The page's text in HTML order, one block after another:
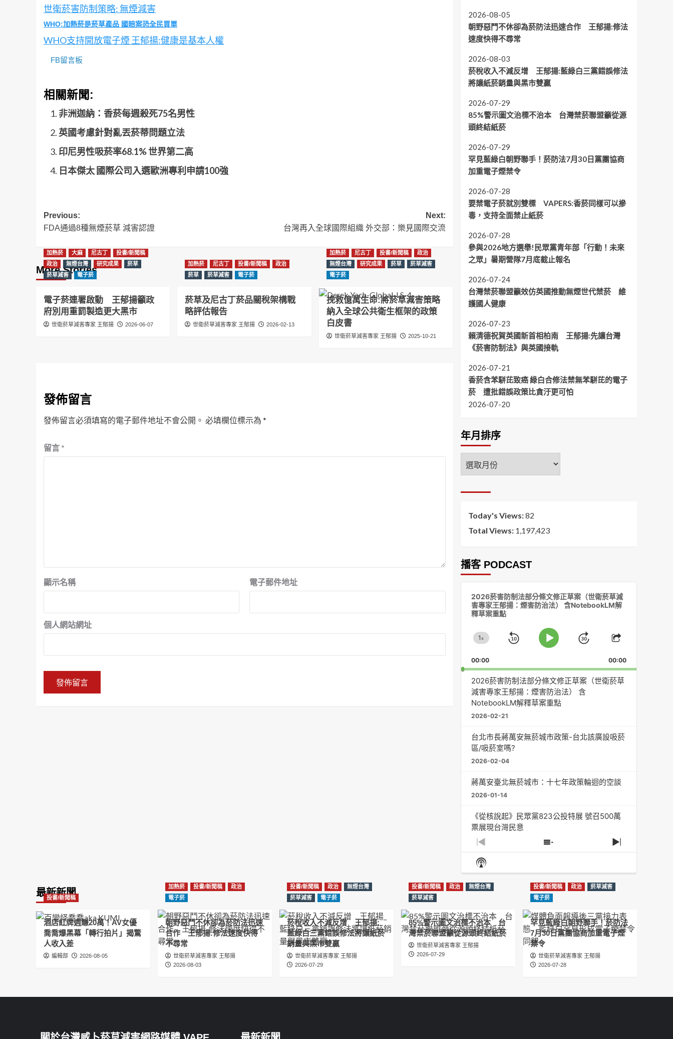
世衛菸害防制策略: 無煙減害
WHO:加熱菸是菸草產品 國賠案恐全民買單
WHO支持開放電子煙 王郁揚:健康是基本人權
FB留言板
相關新聞:
非洲迦納：香菸每週殺死75名男性
英國考慮針對亂丟菸蒂問題立法
印尼男性吸菸率68.1% 世界第二高
日本傑太 國際公司入選歐洲專利申請100強
Post
navigation
Previous:
FDA通過8種無煙菸草 減害認證
Next:
台灣再入全球國際組織 外交部：樂見國際交流
More Stories
加熱菸 大麻 尼古丁
投書/新聞稿
政治
無煙台灣 研究成果
菸草
菸草減害
電子菸
電子菸連署啟動 王郁揚籲政
府別用重罰製造更大黑市
世衛菸草減害專家 王郁揚 2026-06-07
加熱菸 尼古丁 投書/新聞稿
政治
菸草
菸草減害 電子菸
菸草及尼古丁菸品關稅架構戰
略評估報告
世衛菸草減害專家 王郁揚 2026-02-13
加熱菸 尼古丁 投書/新聞稿
政治
無煙台灣
研究成果 菸草
菸草減害
電子菸
挽救億萬生命:將菸草減害策略
納入全球公共衛生框架的政策
白皮書
世衛菸草減害專家 王郁揚 2025-10-21
發佈留言
發佈留言必須填寫的電子郵件地址不會公開。 必填欄位標示為 *
留言 *
顯示名稱 電子郵件地址
個人網站網址
2026-08-05
朝野惡鬥不休卻為菸防法迅速合作 王郁揚:修法
速度快得不尋常
2026-08-03
菸稅收入不減反增 王郁揚:藍綠白三黨錯誤修法
將讓紙菸銷量與黑市雙贏
2026-07-29
85%警示圖文治標不治本 台灣禁菸聯盟籲從源
頭終結紙菸
2026-07-29
罕見藍綠白朝野聯手！菸防法7月30日黨團協商
加重電子煙禁令
2026-07-28
要禁電子菸就別雙標 VAPERS:香菸同樣可以摻
毒，支持全面禁止紙菸
2026-07-28
參與2026地方選舉!民眾黨青年部「行動！未來
之眾」暑期營隊7月底截止報名
2026-07-24
台灣禁菸聯盟籲效仿英國推動無煙世代禁菸 維
護國人健康
2026-07-23
賴清德祝賀英國新首相柏南 王郁揚:先讓台灣
《菸害防制法》與英國接軌
2026-07-21
香菸含苯駢芘致癌 綠白合修法禁無苯駢芘的電子
菸 遭批錯誤政策比貪汙更可怕
2026-07-20
年月排序
年
月
Today's Views:82
Total Views: 1,197,423
播客 PODCAST
2026菸害防制法部分條文修正草案（世衛菸草減
害專家王郁揚：煙害防治法） 含NotebookLM解
釋草案重點
Change
Rate
1x
Skip Play
Jump
Forward
Share
Episode
00:00 00:00
2026菸害防制法部分條文修正草案（世衛菸草
減害專家王郁揚：煙害防治法） 含
NotebookLM解釋草案重點
2026-02-21
台北市長蔣萬安無菸城市政策-台北該廣設吸菸
區/吸菸室嗎?
2026-02-04
蔣萬安臺北無菸城市：十七年政策輪迴的空談
2026-01-14
《從核說起》民眾黨823公投特展 號召500萬
票展現台灣民意
2025-08-11
大罷免凸 <726,823反罷免主題曲> #大展鴻圖
2025-07-05
دليل مناصرة السجائر الإلكترونية: التاريخ الخفي
الاجتماعية #Fahad Al-Jalajel #فهد بن
عبدالرحمن الجلاجل #Sania Nishtar #ثانیہ نشتر;
2025-05-17
邊緣化科學：WHO對菸草減害策略的背離 ft.世
Previous
Episode
Show
Episodes
Next
Episode
Show
Podcast
Information
最新新聞
投書/新聞稿
酒店紅牌週賺20萬！AV女優
喬喬爆黑幕「轉行拍片」揭驚
人收入差
編輯部 2026-08-05
加熱菸 投書/新聞稿
政治
電子菸
朝野惡鬥不休卻為菸防法迅速
合作 王郁揚:修法速度快得
不尋常
世衛菸草減害專家 王郁揚
2026-08-03
投書/新聞稿 政治
無煙台灣
菸草減害
電子菸
菸稅收入不減反增 王郁揚:
藍綠白三黨錯誤修法將讓紙菸
銷量與黑市雙贏
世衛菸草減害專家 王郁揚
2026-07-29
投書/新聞稿 政治
無煙台灣
菸草減害
85%警示圖文治標不治本 台
灣禁菸聯盟籲從源頭終結紙菸
世衛菸草減害專家 王郁揚
2026-07-29
投書/新聞稿 政治
菸草減害
電子菸
罕見藍綠白朝野聯手！菸防法
7月30日黨團協商加重電子煙
禁令
世衛菸草減害專家 王郁揚
2026-07-28